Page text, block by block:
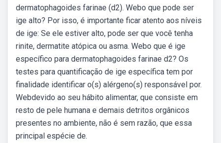
dermatophagoides farinae (d2). Webo que pode ser
ige alto? Por isso, é importante ficar atento aos níveis
de ige: Se ele estiver alto, pode ser que você tenha
rinite, dermatite atópica ou asma. Webo que é ige
específico para dermatophagoides farinae d2? Os
testes para quantificação de ige específica tem por
finalidade identificar o(s) alérgeno(s) responsável por.
Webdevido ao seu hábito alimentar, que consiste em
resto de pele humana e demais detritos orgânicos
presentes no ambiente, não é sem razão, que essa
principal espécie de.